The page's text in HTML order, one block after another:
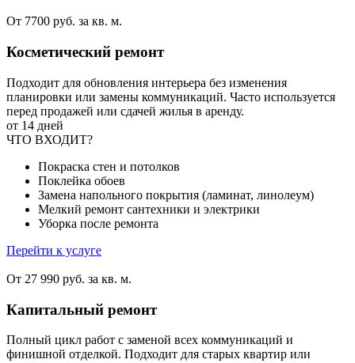
От 7700 руб. за кв. м.
Косметический ремонт
Подходит для обновления интерьера без изменения
планировки или замены коммуникаций. Часто используется
перед продажей или сдачей жилья в аренду.
от 14 дней
ЧТО ВХОДИТ?
Покраска стен и потолков
Поклейка обоев
Замена напольного покрытия (ламинат, линолеум)
Мелкий ремонт сантехники и электрики
Уборка после ремонта
Перейти к услуге
От 27 990 руб. за кв. м.
Капитальный ремонт
Полный цикл работ с заменой всех коммуникаций и
финишной отделкой. Подходит для старых квартир или